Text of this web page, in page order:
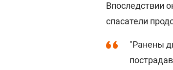
Впоследствии
спасатели
"Ранены